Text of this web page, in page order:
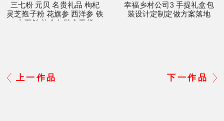
三七粉 元贝 名贵礼品 枸杞
灵芝孢子粉 花旗参 西洋参 铁
皮石斛 礼盒包装盒干货
幸福乡村公司3 手提礼盒包
装设计定制定做方案落地
上一作品 下一作品